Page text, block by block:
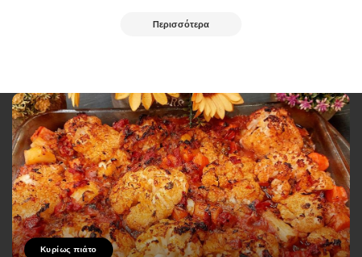
Περισσότερα
Κυρίως πιάτο